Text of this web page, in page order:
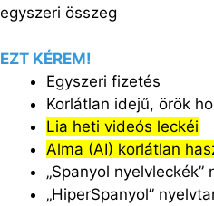
egyszeri összeg
EZT KÉREM!
Egyszeri fizetés
Korlátlan idejű, örök
Lia heti videós leckéi
Alma (AI) korlátlan
„Spanyol
„HiperSpanyol”